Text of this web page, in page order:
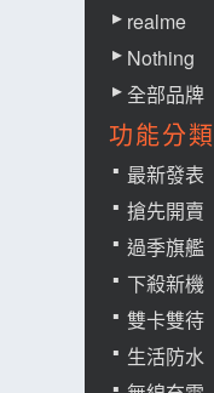
realme
Nothing
全部品牌
功能分類
最新發表
搶先開賣
過季旗艦
下殺新機
雙卡雙待
生活防水